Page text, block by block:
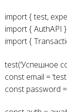
import { test,
import { AuthAPI }
import {
test(‘Успешное
const email =
const password =